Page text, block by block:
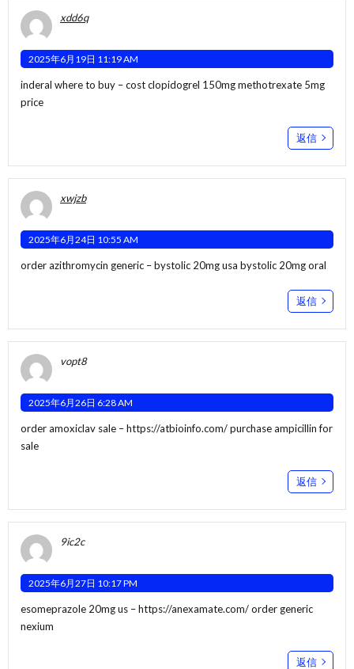
xdd6q
2025年6月19日 11:19 AM
inderal where to buy –cost clopidogrel 150mgmethotrexate 5mg
price
返信
xwjzb
2025年6月24日 10:55 AM
order azithromycin generic –bystolic 20mg usa bystolic 20mg oral
返信
vopt8
2025年6月26日 6:28 AM
order amoxiclav sale –https://atbioinfo.com/purchase ampicillin for
sale
返信
9ic2c
2025年6月27日 10:17 PM
esomeprazole 20mg us –https://anexamate.com/order generic
nexium
返信